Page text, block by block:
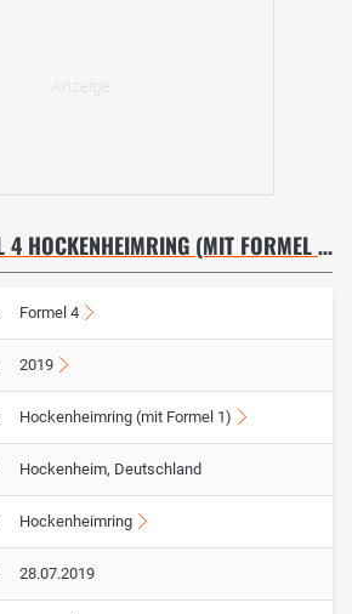
RENNEN 2 - FORMEL 4 HOCKENHEIMRING (MIT FORMEL 1)
Formel 4
2019
Hockenheimring (mit Formel 1)
Hockenheim, Deutschland
Hockenheimring
28.07.2019